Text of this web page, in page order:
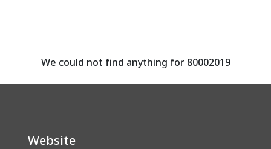
assignment ลงทะเบียน
We could not find anything for 80002019
Website